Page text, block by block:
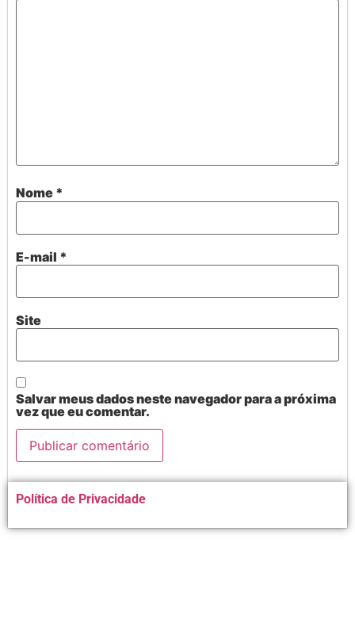
Nome *
E-mail *
Site
Salvar meus dados neste navegador para a próxima
vez que eu comentar.
Alternative:
Política de Privacidade